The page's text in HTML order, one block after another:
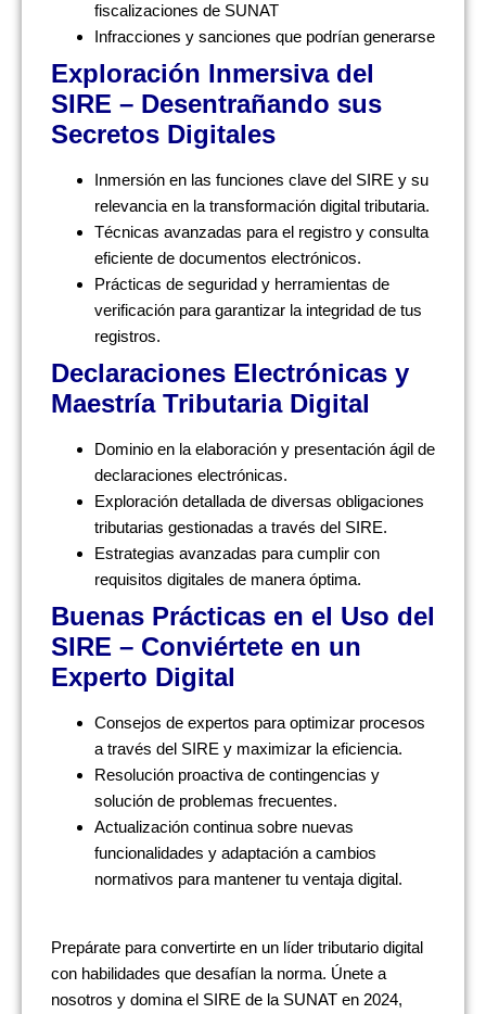
fiscalizaciones de SUNAT
Infracciones y sanciones que podrían generarse
Exploración Inmersiva del
SIRE – Desentrañando sus
Secretos Digitales
Inmersión en las funciones clave del SIRE y su
relevancia en la transformación digital tributaria.
Técnicas avanzadas para el registro y consulta
eficiente de documentos electrónicos.
Prácticas de seguridad y herramientas de
verificación para garantizar la integridad de tus
registros.
Declaraciones Electrónicas y
Maestría Tributaria Digital
Dominio en la elaboración y presentación ágil de
declaraciones electrónicas.
Exploración detallada de diversas obligaciones
tributarias gestionadas a través del SIRE.
Estrategias avanzadas para cumplir con
requisitos digitales de manera óptima.
Buenas Prácticas en el Uso del
SIRE – Conviértete en un
Experto Digital
Consejos de expertos para optimizar procesos
a través del SIRE y maximizar la eficiencia.
Resolución proactiva de contingencias y
solución de problemas frecuentes.
Actualización continua sobre nuevas
funcionalidades y adaptación a cambios
normativos para mantener tu ventaja digital.
Prepárate para convertirte en un líder tributario digital
con habilidades que desafían la norma. Únete a
nosotros y domina el SIRE de la SUNAT en 2024,